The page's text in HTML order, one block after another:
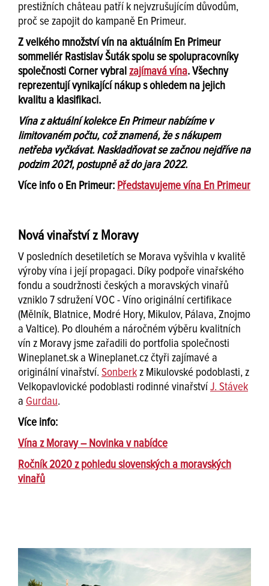
prestižních château patří k nejvzrušujícím důvodům,
proč se zapojit do kampaně En Primeur.
Z velkého množství vín na aktuálním En Primeur
sommeliér Rastislav Šuták spolu se spolupracovníky
společnosti Corner vybral zajímavá vína. Všechny
reprezentují vynikající nákup s ohledem na jejich
kvalitu a klasifikaci.
Vína z aktuální kolekce En Primeur nabízíme v
limitovaném počtu, což znamená, že s nákupem
netřeba vyčkávat. Naskladňovat se začnou nejdříve na
podzim 2021, postupně až do jara 2022.
Více info o En Primeur: Představujeme vína En Primeur
Nová vinařství z Moravy
V posledních desetiletích se Morava vyšvihla v kvalitě
výroby vína i její propagaci. Díky podpoře vinařského
fondu a soudržnosti českých a moravských vinařů
vzniklo 7 sdružení VOC - Víno originální certifikace
(Mělník, Blatnice, Modré Hory, Mikulov, Pálava, Znojmo
a Valtice). Po dlouhém a náročném výběru kvalitních
vín z Moravy jsme zařadili do portfolia společnosti
Wineplanet.sk a Wineplanet.cz čtyři zajímavé a
originální vinařství. Sonberk z Mikulovské podoblasti, z
Velkopavlovické podoblasti rodinné vinařství J. Stávek
a Gurdau.
Více info:
Vína z Moravy – Novinka v nabídce
Ročník 2020 z pohledu slovenských a moravských
vinařů